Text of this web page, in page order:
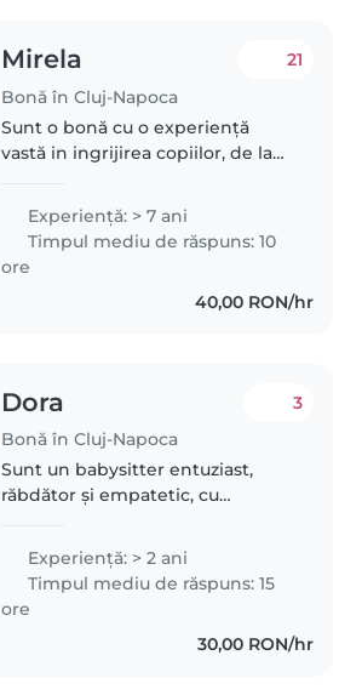
Mirela
Bonă în Cluj-Napoca
21
Sunt o bonă cu o experiență
vastă in ingrijirea copiilor, de la
empatică și răbdătoare, care
poate oferi îngrijire de înaltă..
Experienţă: > 7 ani
Timpul mediu de răspuns: 10
ore
40,00 RON/hr
Dora
Bonă în Cluj-Napoca
3
Sunt un babysitter entuziast,
răbdător și empatetic, cu
îngrijirea copiilor de toate
vârstele, de la bebeluși până la
adolescenți. am abilități practice..
Experienţă: > 2 ani
Timpul mediu de răspuns: 15
ore
30,00 RON/hr